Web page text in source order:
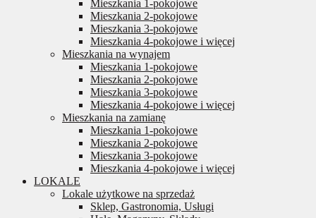
Mieszkania 1-pokojowe
Mieszkania 2-pokojowe
Mieszkania 3-pokojowe
Mieszkania 4-pokojowe i więcej
Mieszkania na wynajem
Mieszkania 1-pokojowe
Mieszkania 2-pokojowe
Mieszkania 3-pokojowe
Mieszkania 4-pokojowe i więcej
Mieszkania na zamianę
Mieszkania 1-pokojowe
Mieszkania 2-pokojowe
Mieszkania 3-pokojowe
Mieszkania 4-pokojowe i więcej
LOKALE
Lokale użytkowe na sprzedaż
Sklep, Gastronomia, Usługi